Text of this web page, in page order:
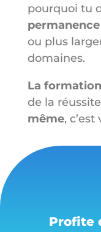
pourquoi tu
permanence
ou plus
domaines.
La
de la
même, c’est
Profite